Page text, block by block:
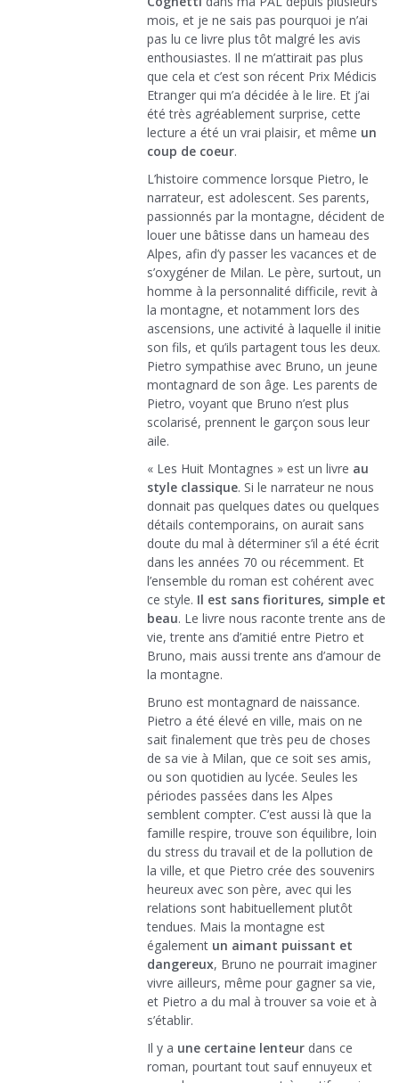
mois, et je ne sais pas pourquoi je n’ai
pas lu ce livre plus tôt malgré les avis
enthousiastes. Il ne m’attirait pas plus
que cela et c’est son récent Prix Médicis
Etranger qui m’a décidée à le lire. Et j’ai
été très agréablement surprise, cette
lecture a été un vrai plaisir, et même un
coup de coeur.
L’histoire commence lorsque Pietro, le
narrateur, est adolescent. Ses parents,
passionnés par la montagne, décident de
louer une bâtisse dans un hameau des
Alpes, afin d’y passer les vacances et de
s’oxygéner de Milan. Le père, surtout, un
homme à la personnalité difficile, revit à
la montagne, et notamment lors des
ascensions, une activité à laquelle il initie
son fils, et qu’ils partagent tous les deux.
Pietro sympathise avec Bruno, un jeune
montagnard de son âge. Les parents de
Pietro, voyant que Bruno n’est plus
scolarisé, prennent le garçon sous leur
aile.
« Les Huit Montagnes » est un livre au
style classique. Si le narrateur ne nous
donnait pas quelques dates ou quelques
détails contemporains, on aurait sans
doute du mal à déterminer s’il a été écrit
dans les années 70 ou récemment. Et
l’ensemble du roman est cohérent avec
ce style. Il est sans fioritures, simple et
beau. Le livre nous raconte trente ans de
vie, trente ans d’amitié entre Pietro et
Bruno, mais aussi trente ans d’amour de
la montagne.
Bruno est montagnard de naissance.
Pietro a été élevé en ville, mais on ne
sait finalement que très peu de choses
de sa vie à Milan, que ce soit ses amis,
ou son quotidien au lycée. Seules les
périodes passées dans les Alpes
semblent compter. C’est aussi là que la
famille respire, trouve son équilibre, loin
du stress du travail et de la pollution de
la ville, et que Pietro crée des souvenirs
heureux avec son père, avec qui les
relations sont habituellement plutôt
tendues. Mais la montagne est
également un aimant puissant et
dangereux, Bruno ne pourrait imaginer
vivre ailleurs, même pour gagner sa vie,
et Pietro a du mal à trouver sa voie et à
s’établir.
Il y a une certaine lenteur dans ce
roman, pourtant tout sauf ennuyeux et